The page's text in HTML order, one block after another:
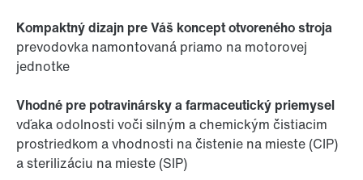
Kompaktný dizajn pre Váš koncept otvoreného stroja
prevodovka namontovaná priamo na motorovej
jednotke
Vhodné pre potravinársky a farmaceutický priemysel
vďaka odolnosti voči silným a chemickým čistiacim
prostriedkom a vhodnosti na čistenie na mieste (CIP)
a sterilizáciu na mieste (SIP)